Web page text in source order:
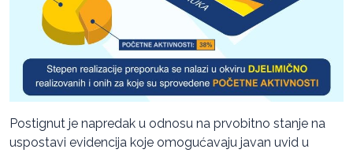
Postignut je napredak u odnosu na prvobitno stanje na
uspostavi evidencija koje omogućavaju javan uvid u